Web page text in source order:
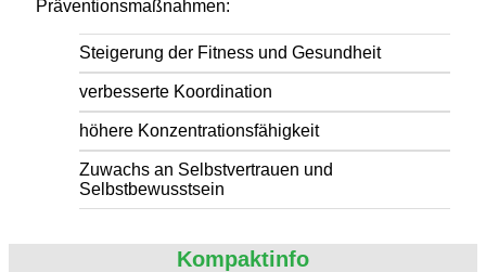
Präventionsmaßnahmen:
Steigerung der Fitness und Gesundheit
verbesserte Koordination
höhere Konzentrationsfähigkeit
Zuwachs an Selbstvertrauen und
Selbstbewusstsein
Kompaktinfo